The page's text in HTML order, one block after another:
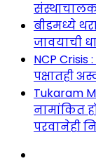
बीडमध्ये
जावयाची
NCP
पक्षातही
Tukaram
नामांकित
परवानेही